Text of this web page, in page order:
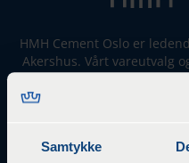
Samtykke
HMH Cement Oslo er
Akershus. Vårt vareutvalg
enklere og mer lønnsom
sentralt i Oslo, mellom